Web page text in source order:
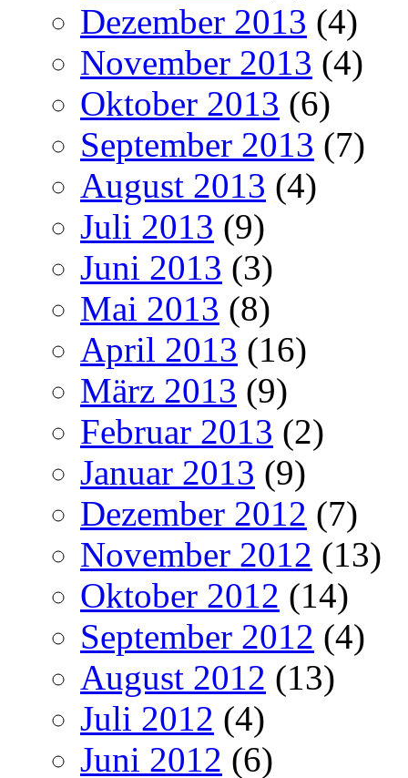
Dezember 2013 (4)
November 2013 (4)
Oktober 2013 (6)
September 2013 (7)
August 2013 (4)
Juli 2013 (9)
Juni 2013 (3)
Mai 2013 (8)
April 2013 (16)
März 2013 (9)
Februar 2013 (2)
Januar 2013 (9)
Dezember 2012 (7)
November 2012 (13)
Oktober 2012 (14)
September 2012 (4)
August 2012 (13)
Juli 2012 (4)
Juni 2012 (6)